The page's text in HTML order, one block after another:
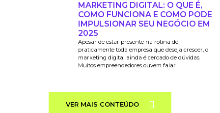
MARKETING DIGITAL: O QUE É,
COMO FUNCIONA E COMO PODE
IMPULSIONAR SEU NEGÓCIO EM
2025
Apesar de estar presente na rotina de
praticamente toda empresa que deseja crescer, o
marketing digital ainda é cercado de dúvidas.
Muitos empreendedores ouvem falar
VER MAIS CONTEÚDO